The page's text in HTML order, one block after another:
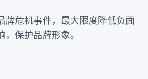
牌危机事件，最大限度降低负面
，保护品牌形象。